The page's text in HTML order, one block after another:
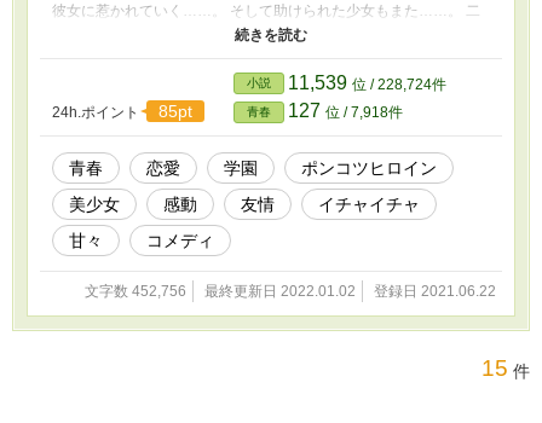
彼女に惹かれていく……。 そして助けられた少女もまた……。 二
人の青春、そして成長物語をご覧ください。 ※中盤から甘々にご
注意を。 ※性描写ありは保険です。 他サイトにも掲載しておりま
24h.ポイント 85pt
小説 11,539 位 / 228,724件
青春 127 位 / 7,918件
青春 恋愛 学園
ポンコツヒロイン
美少女
感動 友情
イチャイチャ
甘々
コメディ
文字数 452,756 最終更新日 2022.01.02 登録日 2021.06.22
15 件